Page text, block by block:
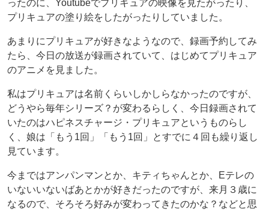
ったのに、Youtubeでプリキュアの映像を見たがったり、
プリキュアの塗り絵をしたがったりしていました。
あまりにプリキュアが好きなようなので、録画予約してみ
たら、今日の放送が録画されていて、はじめてプリキュア
のアニメを見ました。
私はプリキュアは名前くらいしかしらなかったのですが、
どうやら毎年シリーズ？が変わるらしく、今日録画されて
いたのはハピネスチャージ・プリキュアというものらし
く、娘は「もう1回」「もう1回」とすでに４回も繰り返し
見ています。
今まではアンパンマンとか、キティちゃんとか、Eテレの
いないいないばあとかが好きだったのですが、来月３歳に
なるので、そろそろ好みが変わってきたのかな？などと思